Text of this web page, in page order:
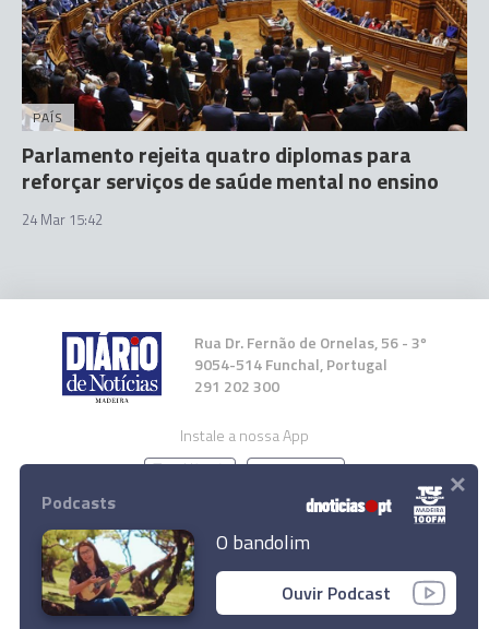
PAÍS
Parlamento rejeita quatro diplomas para
reforçar serviços de saúde mental no ensino
24 Mar 15:42
Rua Dr. Fernão de Ornelas, 56 - 3º
9054-514 Funchal, Portugal
291 202 300
Instale a nossa App
© 2023 Empresa Diário de Notícias, Lda.
Todos os direitos reservados.
Podcasts
O bandolim
Ouvir Podcast
×